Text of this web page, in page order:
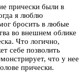
прически были в
я люблю
бросить в любые
во внешнем облике
Что логично,
себе позволить
что у нее
прически.